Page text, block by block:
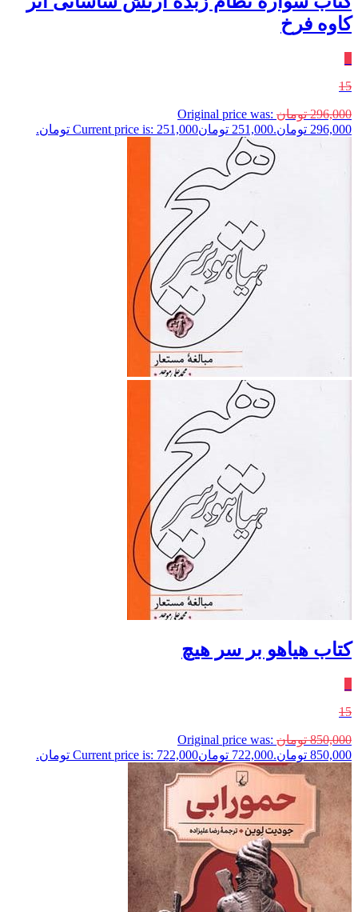
کاوه فرخ
15
296,000 تومان Original price was:
296,000 تومان.
251,000 تومانCurrent price is: 251,000 تومان.
کتاب هیاهو بر سر هیچ
15
850,000 تومان Original price was:
850,000 تومان.
722,000 تومانCurrent price is: 722,000 تومان.